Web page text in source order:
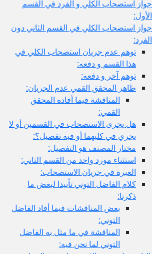
جواز استصحاب الكلي و الفرد في القسم
الأول:
جواز استصحاب الكلي في القسم الثاني دون
الفرد:
توهم عدم جريان استصحاب الكلي في
هذا القسم و دفعه:
توهم آخر و دفعه:
ظاهر المحقق القمي عدم الجريان:
المناقشة فيما أفاده المحقق
القمي:
هل يجرى الاستصحاب في القسمين أو لا
يجري في كليهما أو فيه تفصيل؟:
مختار المصنف هو التفصيل:
استثناء مورد واحد من القسم الثاني:
العبرة في جريان الاستصحاب:
كلام الفاضل التوني تأييدا لبعض ما
ذكرنا:
بعض المناقشات فيما أفاد الفاضل
التوني:
المناقشة في ما مثل به الفاضل
التوني لما نحن فيه: